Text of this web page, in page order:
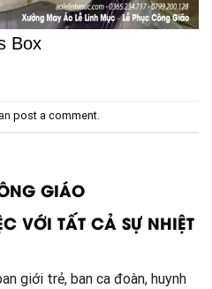
Box
post a comment
GIÁO
VỚI TẤT CẢ SỰ NHIỆT
giới trẻ, ban ca đoàn, huynh